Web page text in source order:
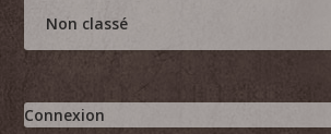
Non classé
Connexion